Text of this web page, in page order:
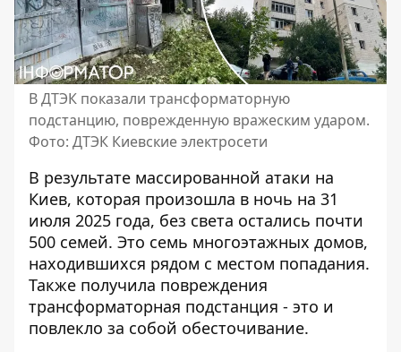
В ДТЭК показали трансформаторную
подстанцию, поврежденную вражеским ударом.
Фото: ДТЭК Киевские электросети
В результате массированной атаки на
Киев, которая произошла в ночь на 31
июля 2025 года, без света остались почти
500 семей. Это семь многоэтажных домов,
находившихся рядом с местом попадания.
Также получила повреждения
трансформаторная подстанция - это и
повлекло за собой обесточивание.